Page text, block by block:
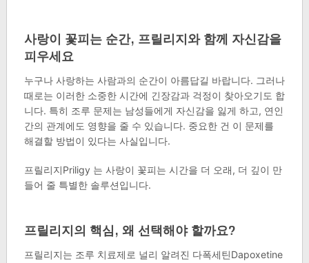
사랑이 꽃피는 순간, 프릴리지와 함께 자신감을
피우세요
누구나 사랑하는 사람과의 순간이 아름답길 바랍니다. 그러나
때로는 이러한 소중한 시간에 긴장감과 걱정이 찾아오기도 합
니다. 특히 조루 문제는 남성들에게 자신감을 잃게 하고, 연인
간의 관계에도 영향을 줄 수 있습니다. 중요한 건 이 문제를
해결할 방법이 있다는 사실입니다.
프릴리지Priligy 는 사랑이 꽃피는 시간을 더 오래, 더 깊이 만
들어 줄 특별한 솔루션입니다.
프릴리지의 핵심, 왜 선택해야 할까요?
프릴리지는 조루 치료제로 널리 알려진 다폭세틴Dapoxetine